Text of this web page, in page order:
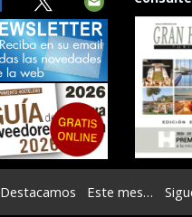
Destacamos Este mes…